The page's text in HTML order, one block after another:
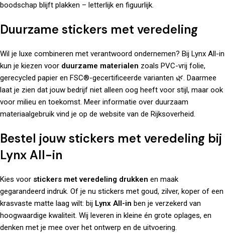
boodschap blijft plakken – letterlijk en figuurlijk.
Duurzame stickers met veredeling
Wil je luxe combineren met verantwoord ondernemen? Bij Lynx All-in
kun je kiezen voor duurzame materialen zoals PVC-vrij folie,
gerecycled papier en FSC®-gecertificeerde varianten 🌿. Daarmee
laat je zien dat jouw bedrijf niet alleen oog heeft voor stijl, maar ook
voor milieu en toekomst. Meer informatie over duurzaam
materiaalgebruik vind je op de website van de Rijksoverheid.
Bestel jouw stickers met veredeling bij
Lynx All-in
Kies voor stickers met veredeling drukken en maak
gegarandeerd indruk. Of je nu stickers met goud, zilver, koper of een
krasvaste matte laag wilt: bij Lynx All-in ben je verzekerd van
hoogwaardige kwaliteit. Wij leveren in kleine én grote oplages, en
denken met je mee over het ontwerp en de uitvoering.